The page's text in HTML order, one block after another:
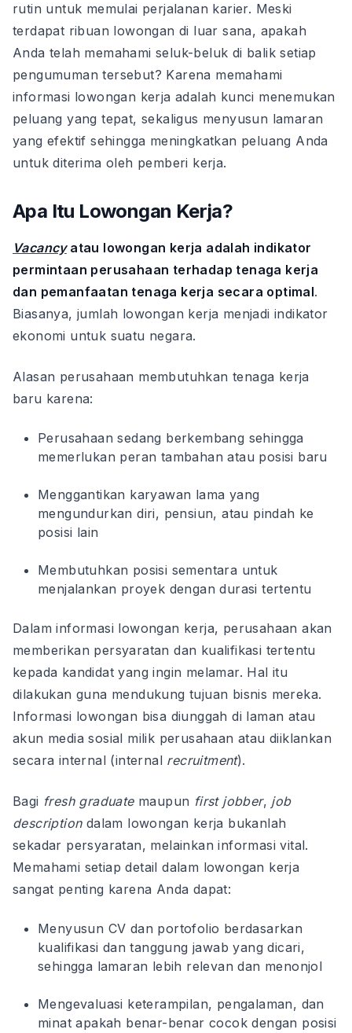
rutin untuk memulai perjalanan karier. Meski
terdapat ribuan lowongan di luar sana, apakah
Anda telah memahami seluk-beluk di balik setiap
pengumuman tersebut? Karena memahami
informasi lowongan kerja adalah kunci menemukan
peluang yang tepat, sekaligus menyusun lamaran
yang efektif sehingga meningkatkan peluang Anda
untuk diterima oleh pemberi kerja.
Apa Itu Lowongan Kerja?
Vacancyatau lowongan kerja adalah indikator
permintaan perusahaan terhadap tenaga kerja
dan pemanfaatan tenaga kerja secara optimal.
Biasanya, jumlah lowongan kerja menjadi indikator
ekonomi untuk suatu negara.
Alasan perusahaan membutuhkan tenaga kerja
baru karena:
Perusahaan sedang berkembang sehingga
memerlukan peran tambahan atau posisi baru
Menggantikan karyawan lama yang
mengundurkan diri, pensiun, atau pindah ke
posisi lain
Membutuhkan posisi sementara untuk
menjalankan proyek dengan durasi tertentu
Dalam informasi lowongan kerja, perusahaan akan
memberikan persyaratan dan kualifikasi tertentu
kepada kandidat yang ingin melamar. Hal itu
dilakukan guna mendukung tujuan bisnis mereka.
Informasi lowongan bisa diunggah di laman atau
akun media sosial milik perusahaan atau diiklankan
secara internal (internal recruitment).
Bagi fresh graduatemaupun first jobber, job
descriptiondalam lowongan kerja bukanlah
sekadar persyaratan, melainkan informasi vital.
Memahami setiap detail dalam lowongan kerja
sangat penting karena Anda dapat:
Menyusun CV dan portofolio berdasarkan
kualifikasi dan tanggung jawab yang dicari,
sehingga lamaran lebih relevan dan menonjol
Mengevaluasi keterampilan, pengalaman, dan
minat apakah benar-benar cocok dengan posisi